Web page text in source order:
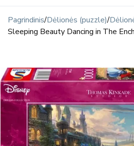
Pagrindinis/Dėlionės (puzzle)/
Sleeping Beauty Dancing in The